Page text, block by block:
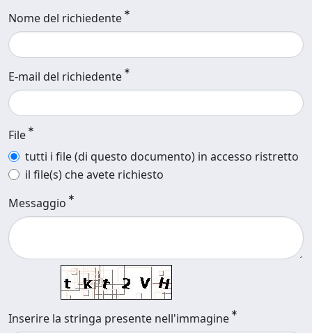
Nome del richiedente
E-mail del richiedente
File
tutti i file (di questo documento) in accesso ristretto
il file(s) che avete richiesto
Messaggio
Inserire la stringa presente nell'immagine